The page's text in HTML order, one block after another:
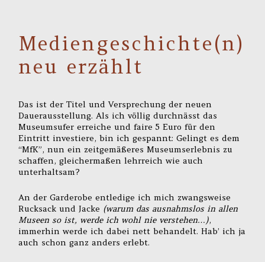
Mediengeschichte(n)
neu erzählt
Das ist der Titel und Versprechung der neuen
Dauerausstellung. Als ich völlig durchnässt das
Museumsufer erreiche und faire 5 Euro für den
Eintritt investiere, bin ich gespannt: Gelingt es dem
“MfK”, nun ein zeitgemäßeres Museumserlebnis zu
schaffen, gleichermaßen lehrreich wie auch
unterhaltsam?
An der Garderobe entledige ich mich zwangsweise
Rucksack und Jacke (warum das ausnahmslos in allen
Museen so ist, werde ich wohl nie verstehen…),
immerhin werde ich dabei nett behandelt. Hab’ ich ja
auch schon ganz anders erlebt.